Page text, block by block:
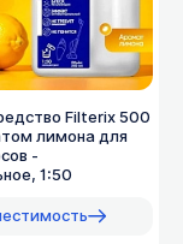
Filterix 500
лимона для
-
1:50